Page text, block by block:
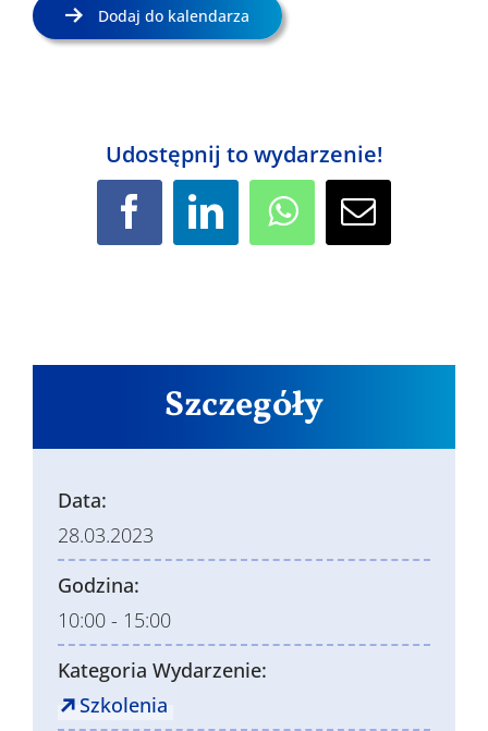
Dodaj do kalendarza
Udostępnij to wydarzenie!
LinkedIn WhatsAppEmail
Szczegóły
Data:
28.03.2023
Godzina:
10:00 - 15:00
Kategoria Wydarzenie:
Szkolenia